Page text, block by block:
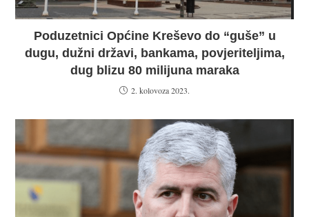
Poduzetnici Općine Kreševo do “guše” u
dugu, dužni državi, bankama, povjeriteljima,
dug blizu 80 milijuna maraka
2. kolovoza 2023.